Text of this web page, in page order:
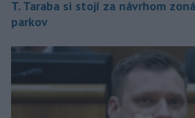
T. Taraba si stojí za návrhom
parkov